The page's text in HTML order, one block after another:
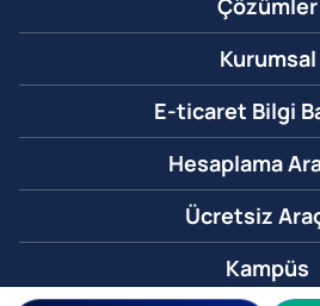
Çözümler
Kurumsal
E-ticaret Bilgi
Hesaplama
Ücretsiz
Kampüs